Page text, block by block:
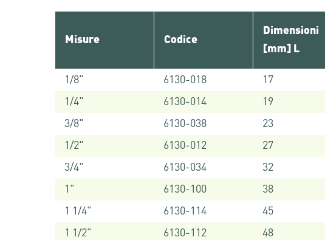
Misure Codice
Dimensioni
[mm] L
1/8" 6130-018 17
1/4"
6130-014 19
3/8"
6130-038 23
1/2"
6130-012 27
3/4"
6130-034 32
1"
6130-100 38
1 1/4"
6130-114 45
1 1/2"
6130-112 48